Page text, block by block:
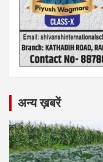
अन्य ख़बरें